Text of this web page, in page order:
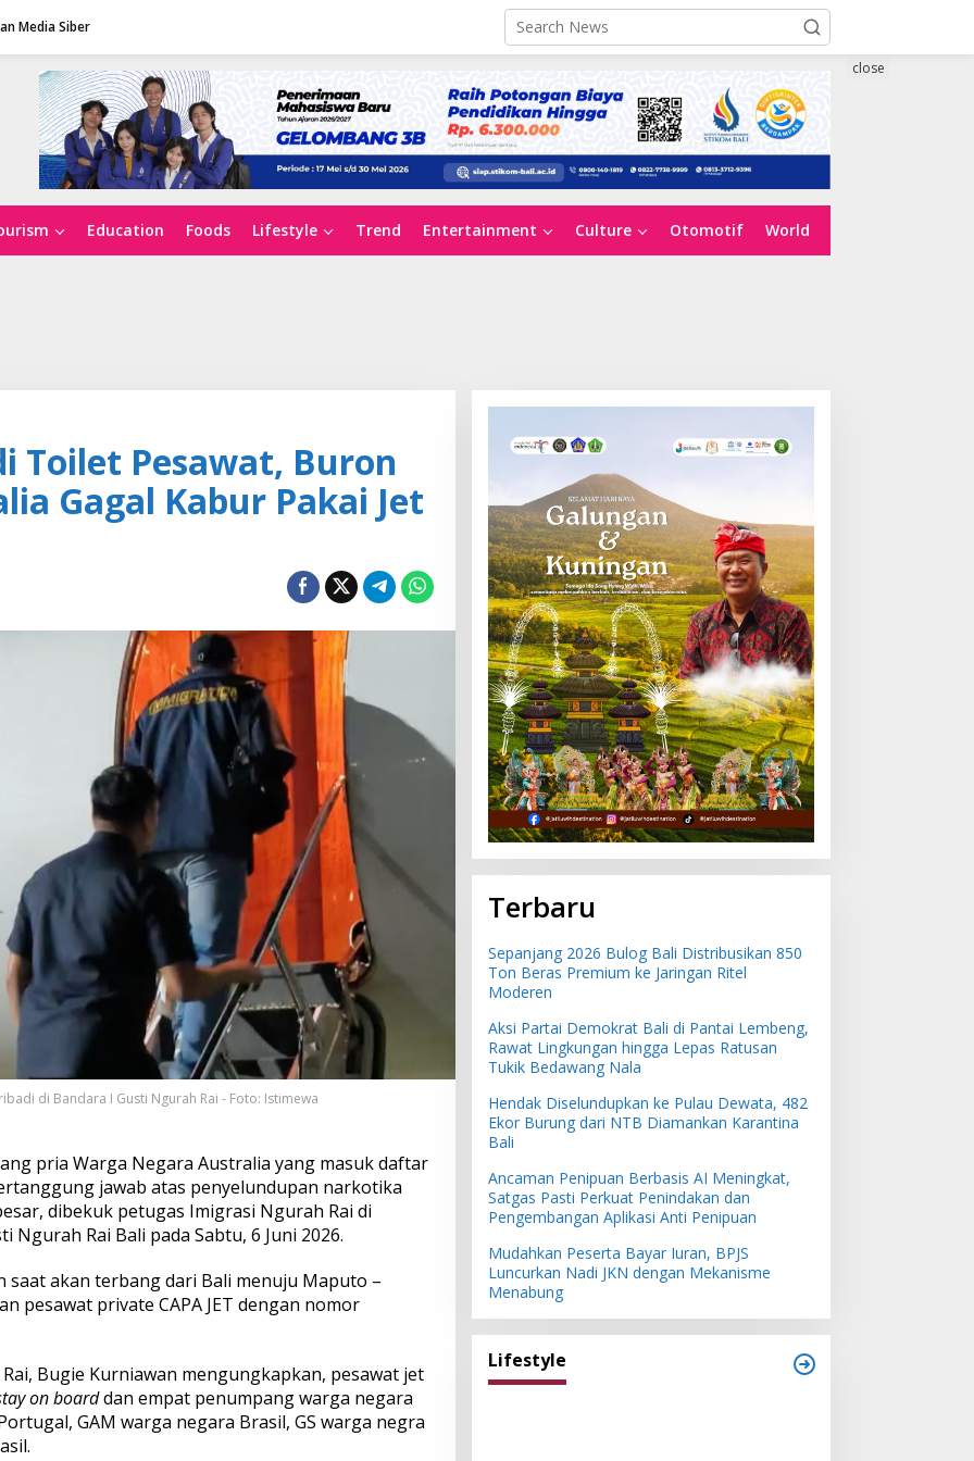
Media Siber
Education Foods Lifestyle Trend Entertainment Culture Otomotif World
close
Toilet Pesawat, Buron
Gagal Kabur Pakai Jet
di Bandara I Gusti Ngurah Rai - Foto: Istimewa
pria Warga Negara Australia yang masuk daftar
jawab atas penyelundupan narkotika
dibekuk petugas Imigrasi Ngurah Rai di
Ngurah Rai Bali pada Sabtu, 6 Juni 2026.
akan terbang dari Bali menuju Maputo –
pesawat private CAPA JET dengan nomor
Bugie Kurniawan mengungkapkan, pesawat jet
on boarddan empat penumpang warga negara
GAM warga negara Brasil, GS warga negra
Terbaru
Sepanjang 2026 Bulog Bali Distribusikan 850
Ton Beras Premium ke Jaringan Ritel
Moderen
Aksi Partai Demokrat Bali di Pantai Lembeng,
Rawat Lingkungan hingga Lepas Ratusan
Tukik Bedawang Nala
Hendak Diselundupkan ke Pulau Dewata, 482
Ekor Burung dari NTB Diamankan Karantina
Bali
Ancaman Penipuan Berbasis AI Meningkat,
Satgas Pasti Perkuat Penindakan dan
Pengembangan Aplikasi Anti Penipuan
Mudahkan Peserta Bayar Iuran, BPJS
Luncurkan Nadi JKN dengan Mekanisme
Menabung
Lifestyle